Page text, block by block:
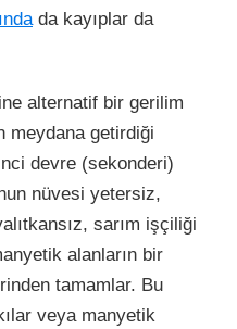
da kayıplar da
alternatif bir gerilim
meydana getirdiği
devre (sekonderi)
nüvesi yetersiz,
sarım işçiliği
alanların bir
tamamlar. Bu
veya manyetik